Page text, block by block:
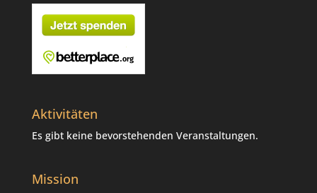
Aktivitäten
Es gibt keine bevorstehenden Veranstaltungen.
Mission